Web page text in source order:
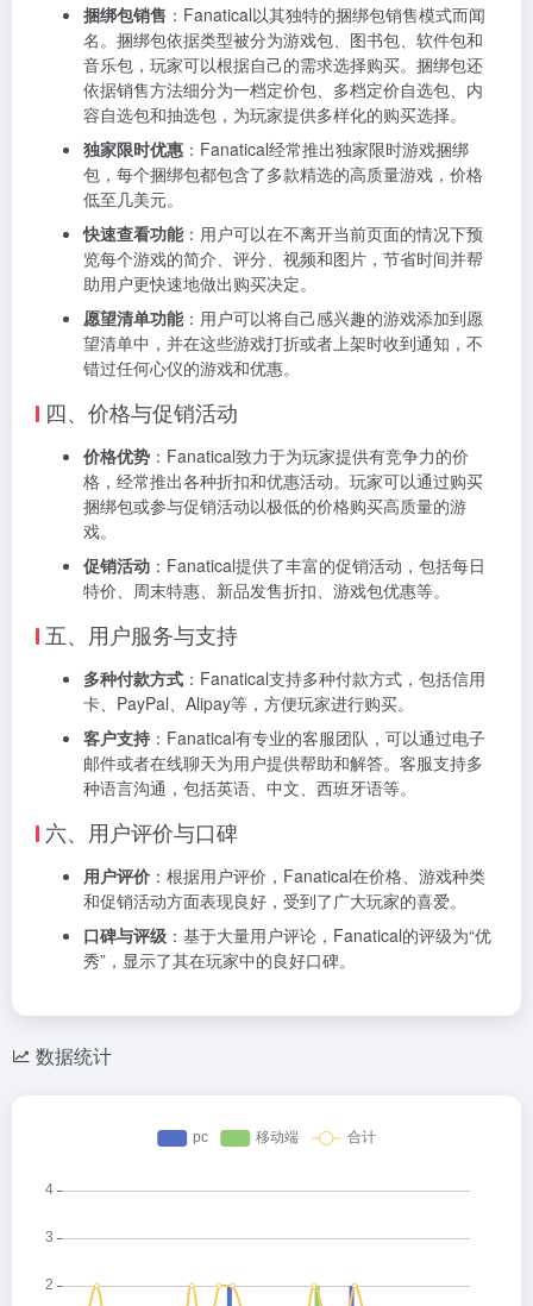
捆绑包销售 ：Fanatical以其独特的捆绑包销售模式而闻
名。捆绑包依据类型被分为游戏包、图书包、软件包和
音乐包，玩家可以根据自己的需求选择购买。捆绑包还
依据销售方法细分为一档定价包、多档定价自选包、内
容自选包和抽选包，为玩家提供多样化的购买选择。
独家限时优惠 ：Fanatical经常推出独家限时游戏捆绑
包，每个捆绑包都包含了多款精选的高质量游戏，价格
低至几美元。
快速查看功能：用户可以在不离开当前页面的情况下预
览每个游戏的简介、评分、视频和图片，节省时间并帮
助用户更快速地做出购买决定。
愿望清单功能：用户可以将自己感兴趣的游戏添加到愿
望清单中，并在这些游戏打折或者上架时收到通知，不
错过任何心仪的游戏和优惠。
四、价格与促销活动
价格优势 ：Fanatical致力于为玩家提供有竞争力的价
格，经常推出各种折扣和优惠活动。玩家可以通过购买
捆绑包或参与促销活动以极低的价格购买高质量的游
戏。
促销活动 ：Fanatical提供了丰富的促销活动，包括每日
特价、周末特惠、新品发售折扣、游戏包优惠等。
五、用户服务与支持
多种付款方式 ：Fanatical支持多种付款方式，包括信用
卡、PayPal、Alipay等，方便玩家进行购买。
客户支持 ：Fanatical有专业的客服团队，可以通过电子
邮件或者在线聊天为用户提供帮助和解答。客服支持多
种语言沟通，包括英语、中文、西班牙语等。
六、用户评价与口碑
用户评价 ：根据用户评价，Fanatical在价格、游戏种类
和促销活动方面表现良好，受到了广大玩家的喜爱。
口碑与评级 ：基于大量用户评论，Fanatical的评级为“优
秀”，显示了其在玩家中的良好口碑。
数据统计